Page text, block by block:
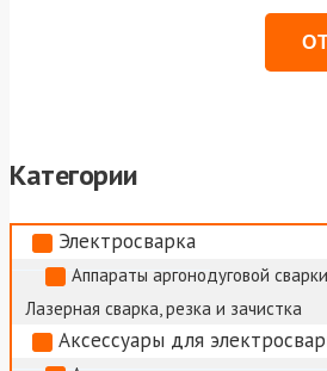
Категории
Электросварка
Аппараты аргонодуговой
Лазерная сварка, резка и зачистка
Аксессуары для